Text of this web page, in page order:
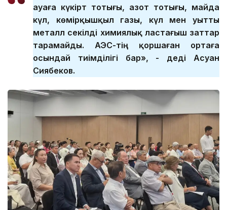
ауаға күкірт тотығы, азот тотығы, майда
күл, көмірқышқыл газы, күл мен уытты
металл секілді химиялық ластағыш заттар
тарамайды. АЭС-тің қоршаған ортаға
осындай тиімділігі бар», - деді Асуан
Сиябеков.